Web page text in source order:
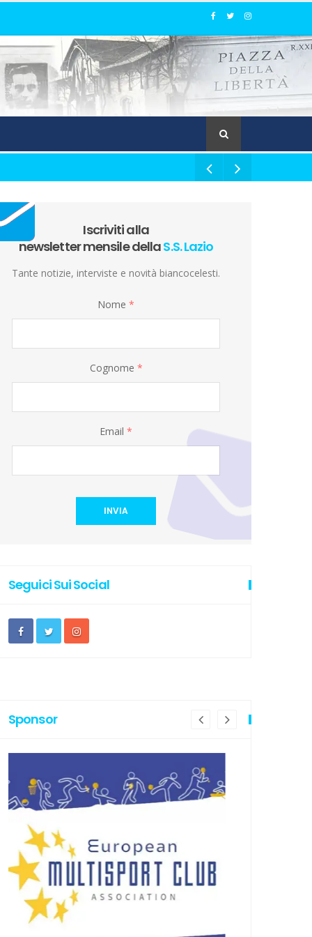
Iscriviti alla
newsletter mensile dellaS.S. Lazio
Tante notizie, interviste e novità biancocelesti.
Nome*
Cognome *
Email*
INVIA
Seguici Sui Social
Sponsor